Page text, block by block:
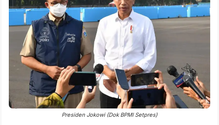
Presiden Jokowi (Dok BPMI Setpres)